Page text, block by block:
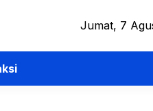
Jumat, 7